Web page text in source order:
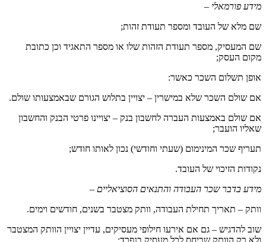
מידע פורמאלי –
שם מלא של העובד ומספר תעודת זהות;
שם המעסיק, מספר תעודת הזהות שלו או מספר התאגיד וכן כתובת
מקום העסק;
אופן תשלום השכר כאשר:
אם שולם השכר שלא במישרין – יצויין בתלוש הגורם שבאמצעותו שולם.
אם שולם באמצעות העברה לחשבון בנק – יצויינו פרטי הבנק והחשבון
שאליו הועבר;
תעריף שכר המינימום (שעתי וחודשי) נכון לאותו חודש;
נקודות הזיכוי של העובד.
מידע בדבר שכר העבודה והתנאים הסוציאליים –
וותק – תאריך תחילת העבודה, וותק מצטבר בשנים, חודשים וימים.
שוב להדגיש – גם אם אירעו חילופי מעסיקים, עדיין יצויין הוותק המצטבר
ולא רק הוותק שביחס לכל מעסיק בנפרד;